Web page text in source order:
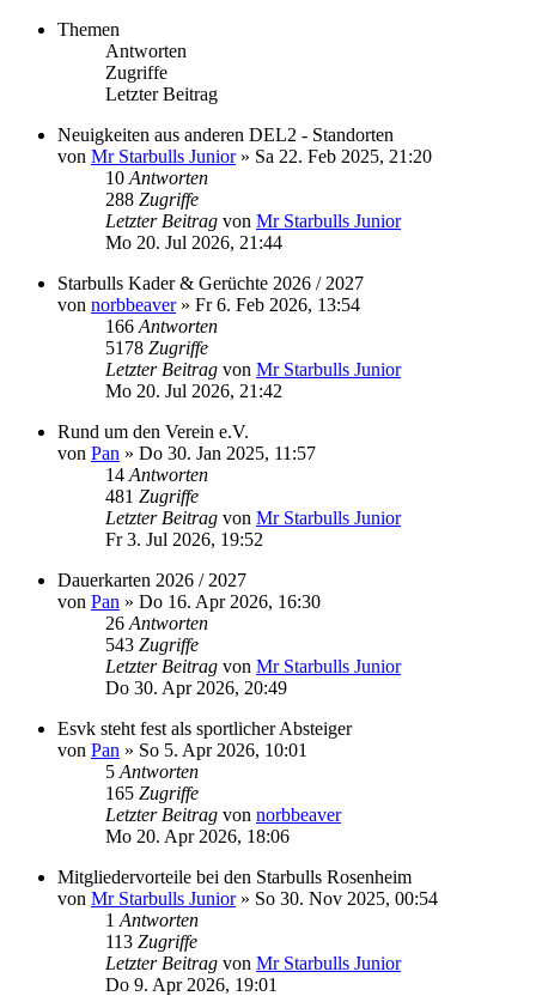
Themen
Antworten
Zugriffe
Letzter Beitrag
Neuigkeiten aus anderen DEL2 - Standorten
von Mr Starbulls Junior» Sa 22. Feb 2025, 21:20
10 Antworten
288 Zugriffe
Letzter Beitrag von Mr Starbulls Junior
Mo 20. Jul 2026, 21:44
Starbulls Kader & Gerüchte 2026 / 2027
von norbbeaver» Fr 6. Feb 2026, 13:54
166 Antworten
5178 Zugriffe
Letzter Beitrag von Mr Starbulls Junior
Mo 20. Jul 2026, 21:42
Rund um den Verein e.V.
von Pan » Do 30. Jan 2025, 11:57
14 Antworten
481 Zugriffe
Letzter Beitrag von Mr Starbulls Junior
Fr 3. Jul 2026, 19:52
Dauerkarten 2026 / 2027
von Pan » Do 16. Apr 2026, 16:30
26 Antworten
543 Zugriffe
Letzter Beitrag von Mr Starbulls Junior
Do 30. Apr 2026, 20:49
Esvk steht fest als sportlicher Absteiger
von Pan » So 5. Apr 2026, 10:01
5 Antworten
165 Zugriffe
Letzter Beitrag von norbbeaver
Mo 20. Apr 2026, 18:06
Mitgliedervorteile bei den Starbulls Rosenheim
von Mr Starbulls Junior» So 30. Nov 2025, 00:54
1 Antworten
113 Zugriffe
Letzter Beitrag von Mr Starbulls Junior
Do 9. Apr 2026, 19:01